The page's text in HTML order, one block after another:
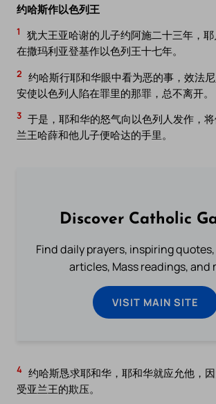
约哈斯作以色列王
1
犹大王亚哈谢的儿子约阿施二十三年，
在撒玛利亚登基作以色列王十七年。
2 约哈斯行耶和华眼中看为恶的事，效法
安使以色列人陷在罪里的那罪，总不离开。
3 于是，耶和华的怒气向以色列人发作，
兰王哈薛和他儿子便哈达的手里。
Discover Catholic
Find daily prayers, inspiring
articles, Mass readings, and
VISIT MAIN SITE
4 约哈斯恳求耶和华，耶和华就应允他，
受亚兰王的欺压。